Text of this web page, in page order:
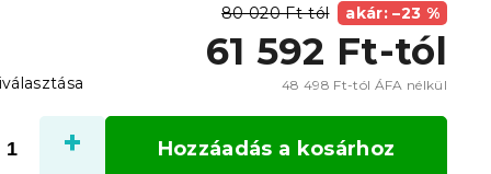
80 020 Ft-tól akár: –23 %
61 592 Ft-tól
48 498 Ft-tól ÁFA nélkül
Hozzáadás a kosárhoz